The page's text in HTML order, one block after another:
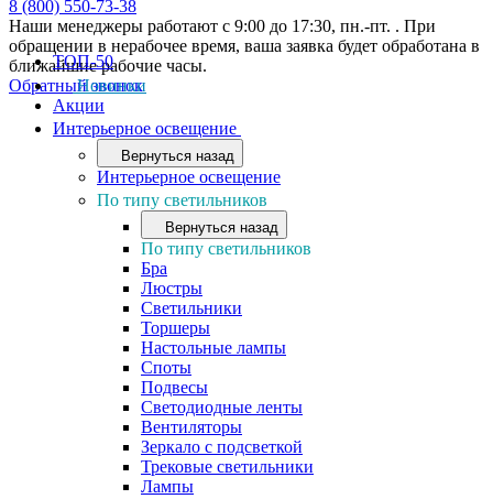
8 (800) 550-73-38
Наши менеджеры работают с 9:00 до 17:30, пн.-пт. . При
обращении в нерабочее время, ваша заявка будет обработана в
ближайшие рабочие часы.
Обратный звонок
ТОП-50
Новинки
Акции
Интерьерное освещение
Вернуться назад
Интерьерное освещение
По типу светильников
Вернуться назад
По типу светильников
Бра
Люстры
Светильники
Торшеры
Настольные лампы
Споты
Подвесы
Светодиодные ленты
Вентиляторы
Зеркало с подсветкой
Трековые светильники
Лампы